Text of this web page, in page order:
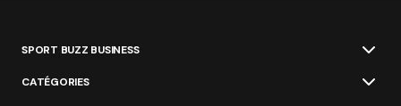
SPORT BUZZ BUSINESS
CATÉGORIES